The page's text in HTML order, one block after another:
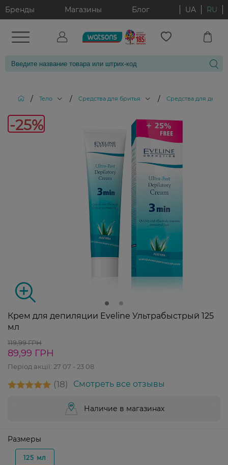
Бренды Магазины Блог UA RU
/ Тело / Средства для бритья / Средства для
-25%
Крем для депиляции Eveline Ультрабыстрый 125
мл
119,99 ГРН
89,99 ГРН
Період акції: 27 07 - 23 08
18 Смотреть все отзывы
Наличие в магазинах
Размеры
125 мл